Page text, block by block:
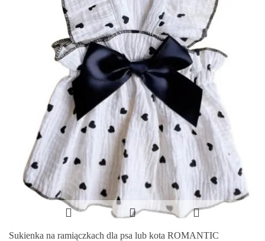
Sukienka na ramiączkach dla psa lub kota ROMANTIC